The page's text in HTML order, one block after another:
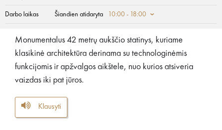
Darbo laikas Šiandien atidaryta 10:00 - 18:00
Monumentalus 42 metrų aukščio statinys, kuriame
klasikinė architektūra derinama su technologinėmis
funkcijomis ir apžvalgos aikštele, nuo kurios atsiveria
vaizdas iki pat jūros.
Klausyti